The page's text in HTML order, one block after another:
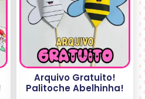
Arquivo Gratuito!
Palitoche Abelhinha!